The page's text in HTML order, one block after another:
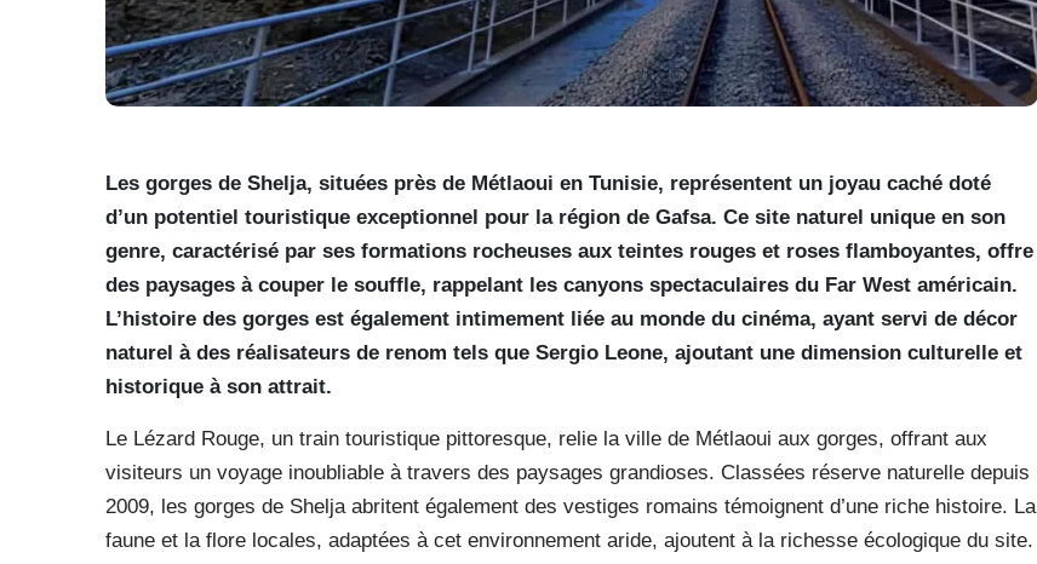
Les gorges de Shelja, situées près de Métlaoui en Tunisie, représentent un joyau caché doté
d’un potentiel touristique exceptionnel pour la région de Gafsa. Ce site naturel unique en son
genre, caractérisé par ses formations rocheuses aux teintes rouges et roses flamboyantes, offre
des paysages à couper le souffle, rappelant les canyons spectaculaires du Far West américain.
L’histoire des gorges est également intimement liée au monde du cinéma, ayant servi de décor
naturel à des réalisateurs de renom tels que Sergio Leone, ajoutant une dimension culturelle et
historique à son attrait.
Le Lézard Rouge, un train touristique pittoresque, relie la ville de Métlaoui aux gorges, offrant aux
visiteurs un voyage inoubliable à travers des paysages grandioses. Classées réserve naturelle depuis
2009, les gorges de Shelja abritent également des vestiges romains témoignent d’une riche histoire. La
faune et la flore locales, adaptées à cet environnement aride, ajoutent à la richesse écologique du site.